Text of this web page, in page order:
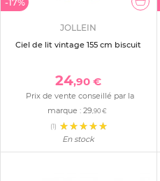
-17%
JOLLEIN
Ciel de lit vintage 155 cm biscuit
24,90 €
Prix de vente conseillé par la
marque : 29 ,90 €
(1)
En stock